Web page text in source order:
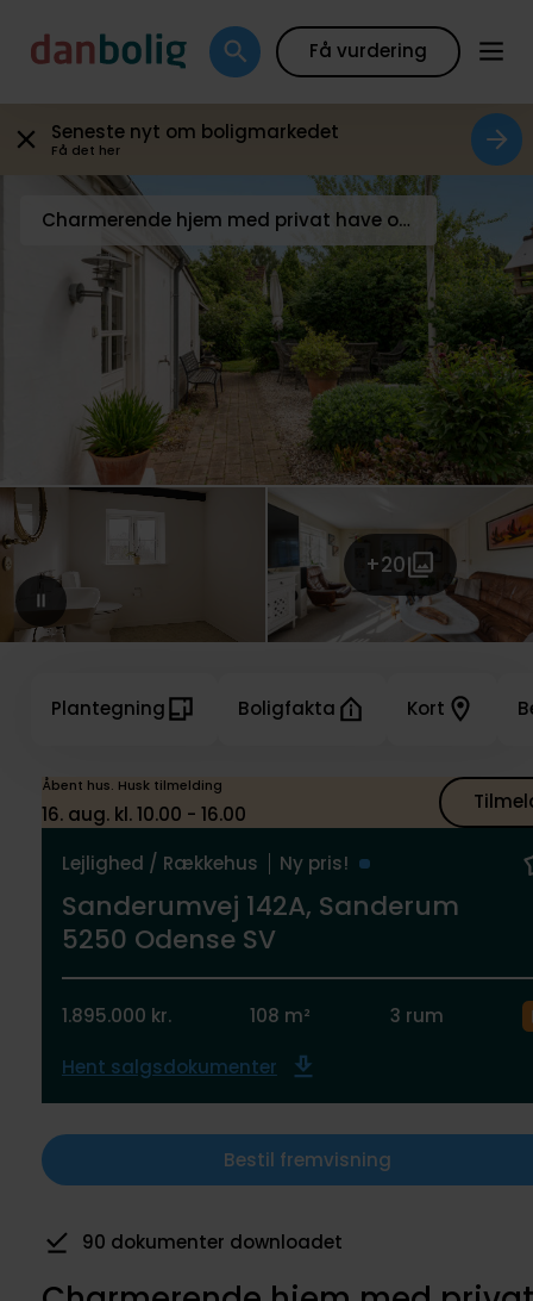
Få vurdering
Seneste nyt om boligmarkedet
Få det her
+20
Charmerende hjem med privat have og nem parkering
Åbent hus. Husk tilmelding
16. aug. kl. 10.00 - 16.00
Lejlighed / Rækkehus Ny pris!
Sanderumvej 142A, Sanderum
5250 Odense SV
1.895.000 kr. 108 m² 3 rum
Hent salgsdokumenter
Bestil fremvisning
Plantegning Boligfakta Kort
4 har gemt som favorit
Galleri Plantegning Boligfakta Kort